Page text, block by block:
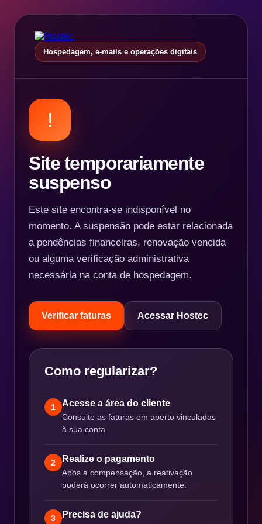
Hospedagem, e-mails e operações digitais
!
Site temporariamente
suspenso
Este site encontra-se indisponível no
momento. A suspensão pode estar relacionada
a pendências financeiras, renovação vencida
ou alguma verificação administrativa
necessária na conta de hospedagem.
Verificar faturas Acessar Hostec
Como regularizar?
1 Acesse a área do cliente
Consulte as faturas em aberto vinculadas
à sua conta.
2 Realize o pagamento
Após a compensação, a reativação
poderá ocorrer automaticamente.
3 Precisa de ajuda?